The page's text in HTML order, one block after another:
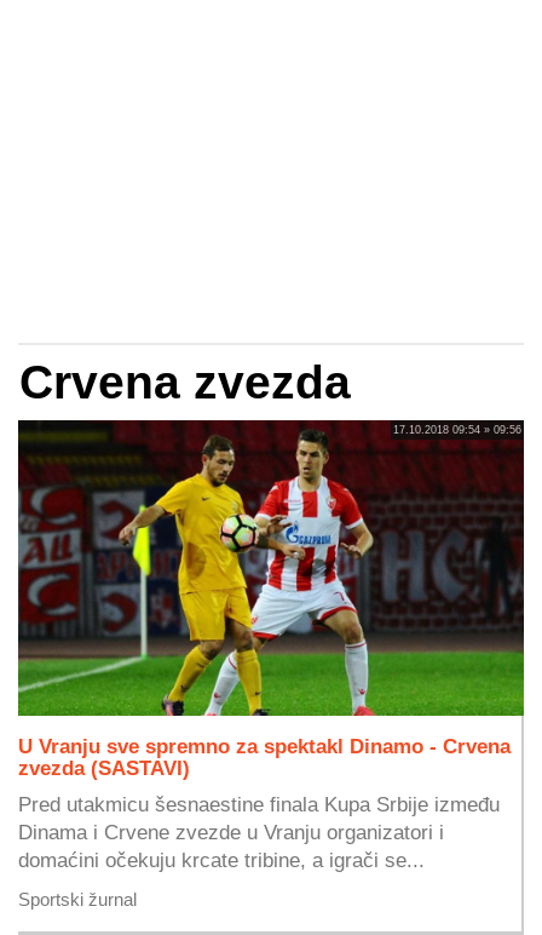
Crvena zvezda
17.10.2018 09:54 » 09:56
U Vranju sve spremno za spektakl Dinamo - Crvena
zvezda (SASTAVI)
Pred utakmicu šesnaestine finala Kupa Srbije između
Dinama i Crvene zvezde u Vranju organizatori i
domaćini očekuju krcate tribine, a igrači se...
Sportski žurnal